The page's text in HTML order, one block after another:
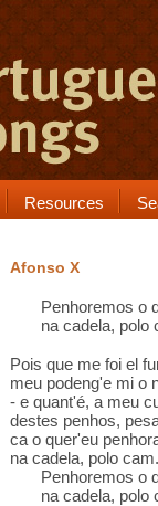
Resources
Afonso X
Penhoremos o
na cadela, polo
Pois que me foi el
meu podeng'e mi o
- e quant'é, a meu
destes penhos,
ca o quer'eu
na cadela, polo cam.
Penhoremos o
na cadela, polo